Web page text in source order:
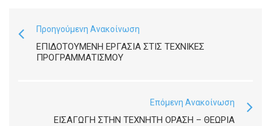
Προηγούμενη Ανακοίνωση
ΕΠΙΔΟΤΟΎΜΕΝΗ ΕΡΓΑΣΊΑ ΣΤΙΣ ΤΕΧΝΙΚΈΣ
ΠΡΟΓΡΑΜΜΑΤΙΣΜΟΎ
Επόμενη Ανακοίνωση
ΕΙΣΑΓΩΓΉ ΣΤΗΝ ΤΕΧΝΗΤΉ ΌΡΑΣΗ – ΘΕΩΡΊΑ